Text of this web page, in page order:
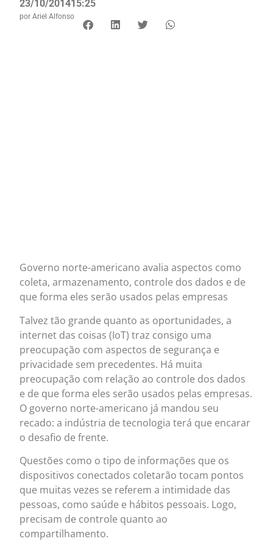
23/10/201415:25
por Ariel Alfonso
Governo norte-americano avalia aspectos como
coleta, armazenamento, controle dos dados e de
que forma eles serão usados pelas empresas
Talvez tão grande quanto as oportunidades, a
internet das coisas (IoT) traz consigo uma
preocupação com aspectos de segurança e
privacidade sem precedentes. Há muita
preocupação com relação ao controle dos dados
e de que forma eles serão usados pelas empresas.
O governo norte-americano já mandou seu
recado: a indústria de tecnologia terá que encarar
o desafio de frente.
Questões como o tipo de informações que os
dispositivos conectados coletarão tocam pontos
que muitas vezes se referem a intimidade das
pessoas, como saúde e hábitos pessoais. Logo,
precisam de controle quanto ao
compartilhamento.